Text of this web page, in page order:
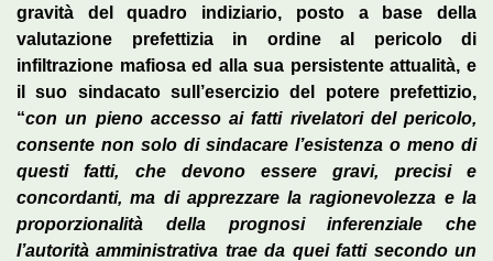
gravità del quadro indiziario, posto a base della
valutazione prefettizia in ordine al pericolo di
infiltrazione mafiosa ed alla sua persistente attualità, e
il suo sindacato sull’esercizio del potere prefettizio,
“con un pieno accesso ai fatti rivelatori del pericolo,
consente non solo di sindacare l’esistenza o meno di
questi fatti, che devono essere gravi, precisi e
concordanti, ma di apprezzare la ragionevolezza e la
proporzionalità della prognosi inferenziale che
l’autorità amministrativa trae da quei fatti secondo un